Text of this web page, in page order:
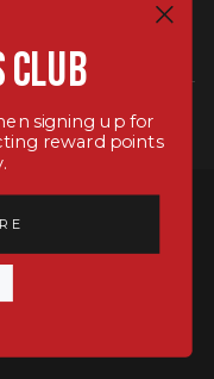
Club
signing up for
reward points